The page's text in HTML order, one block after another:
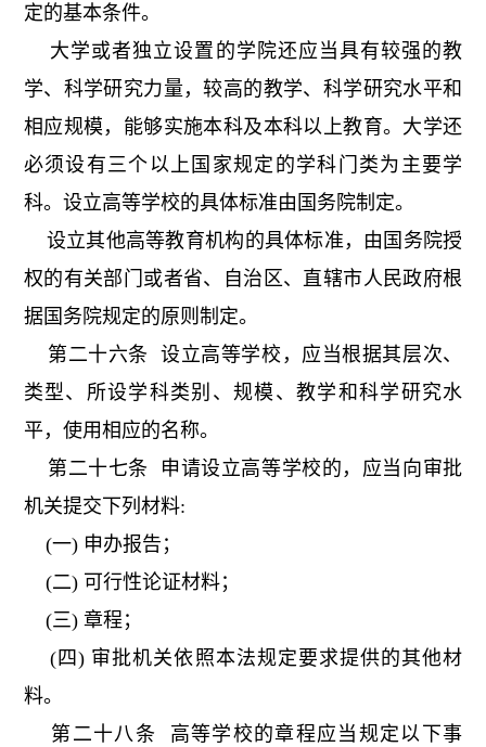
定的基本条件。
大学或者独立设置的学院还应当具有较强的教
学、科学研究力量，较高的教学、科学研究水平和
相应规模，能够实施本科及本科以上教育。大学还
必须设有三个以上国家规定的学科门类为主要学
科。设立高等学校的具体标准由国务院制定。
设立其他高等教育机构的具体标准，由国务院授
权的有关部门或者省、自治区、直辖市人民政府根
据国务院规定的原则制定。
第二十六条 设立高等学校，应当根据其层次、
类型、所设学科类别、规模、教学和科学研究水
平，使用相应的名称。
第二十七条 申请设立高等学校的，应当向审批
机关提交下列材料:
(一) 申办报告；
(二) 可行性论证材料；
(三) 章程；
(四) 审批机关依照本法规定要求提供的其他材
料。
第二十八条 高等学校的章程应当规定以下事